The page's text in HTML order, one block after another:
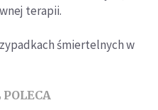
terapii.
śmiertelnych w